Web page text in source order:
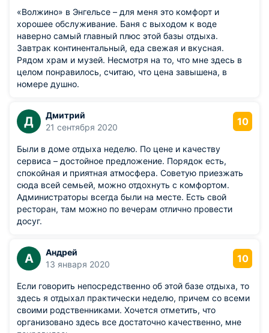
«Волжино» в Энгельсе – для меня это комфорт и
хорошее обслуживание. Баня с выходом к воде
наверно самый главный плюс этой базы отдыха.
Завтрак континентальный, еда свежая и вкусная.
Рядом храм и музей. Несмотря на то, что мне здесь в
целом понравилось, считаю, что цена завышена, в
номере душно.
Д
Дмитрий
21 сентября 2020
10
Были в доме отдыха неделю. По цене и качеству
сервиса – достойное предложение. Порядок есть,
спокойная и приятная атмосфера. Советую приезжать
сюда всей семьей, можно отдохнуть с комфортом.
Администраторы всегда были на месте. Есть свой
ресторан, там можно по вечерам отлично провести
досуг.
А
Андрей
13 января 2020
10
Если говорить непосредственно об этой базе отдыха, то
здесь я отдыхал практически неделю, причем со всеми
своими родственниками. Хочется отметить, что
организовано здесь все достаточно качественно, мне